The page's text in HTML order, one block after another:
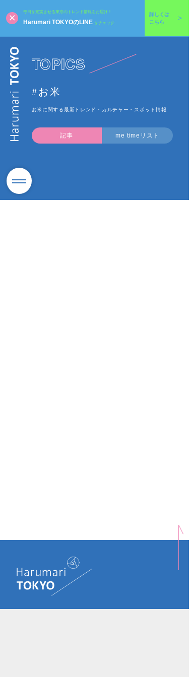
毎日を充実させる東京のトレンド情報をお届け！
Harumari TOKYOのLINE をチェック
詳しくは
こちら
TOPICS
#お米
お米に関する最新トレンド・カルチャー・スポット情報
記事 me timeリスト